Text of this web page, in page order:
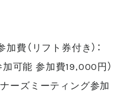
費（リフト券付き）：
可能 参加費19,000円）
ーズミーティング参加